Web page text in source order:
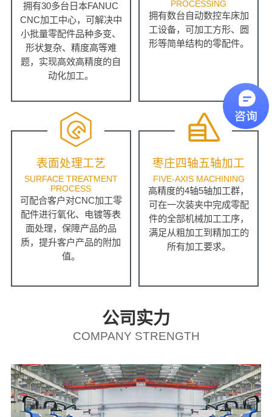
拥有30多台日本FANUC
CNC加工中心，可解决中
小批量零配件品种多变、
形状复杂、精度高等难
题，实现高效高精度的自
动化加工。
PROCESSING
拥有数台自动数控车床加
工设备，可加工方形、圆
形等简单结构的零配件。
表面处理工艺
SURFACE TREATMENT
PROCESS
可配合客户对CNC加工零
配件进行氧化、电镀等表
面处理，保障产品的品
质，提升客户产品的附加
值。
枣庄四轴五轴加工
FIVE-AXIS MACHINING
高精度的4轴5轴加工群，
可在一次装夹中完成零配
件的全部机械加工工序，
满足从粗加工到精加工的
所有加工要求。
公司实力
COMPANY STRENGTH